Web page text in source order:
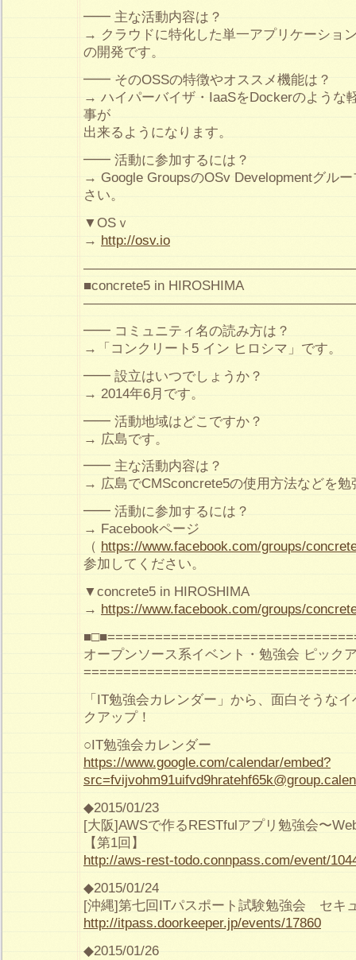
━━ 主な活動内容は？
→ クラウドに特化した単一アプリケーショ
の開発です。
━━ そのOSSの特徴やオススメ機能は？
→ ハイパーバイザ・IaaSをDockerのような
事が
出来るようになります。
━━ 活動に参加するには？
→ Google GroupsのOSv Developmentグル
さい。
▼OSｖ
→ http://osv.io
■concrete5 in HIROSHIMA
━━ コミュニティ名の読み方は？
→「コンクリート5 イン ヒロシマ」です。
━━ 設立はいつでしょうか？
→ 2014年6月です。
━━ 活動地域はどこですか？
→ 広島です。
━━ 主な活動内容は？
→ 広島でCMSconcrete5の使用方法などを勉
━━ 活動に参加するには？
→ Facebookページ
（ https://www.facebook.com/groups/
参加してください。
▼concrete5 in HIROSHIMA
→ https://www.facebook.com/groups/
オープンソース系イベント・勉強会 ピック
「IT勉強会カレンダー」から、面白そうな
クアップ！
○IT勉強会カレンダー
https://www.google.com/calendar/embed?
◆2015/01/23
[大阪]AWSで作るRESTfulアプリ勉強会〜
【第1回】
http://aws-rest-todo.connpass.com/event/
◆2015/01/24
[沖縄]第七回ITパスポート試験勉強会 セキ
http://itpass.doorkeeper.jp/events/17860
◆2015/01/26